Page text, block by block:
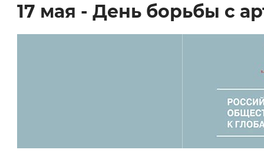
17 мая - День борьбы с